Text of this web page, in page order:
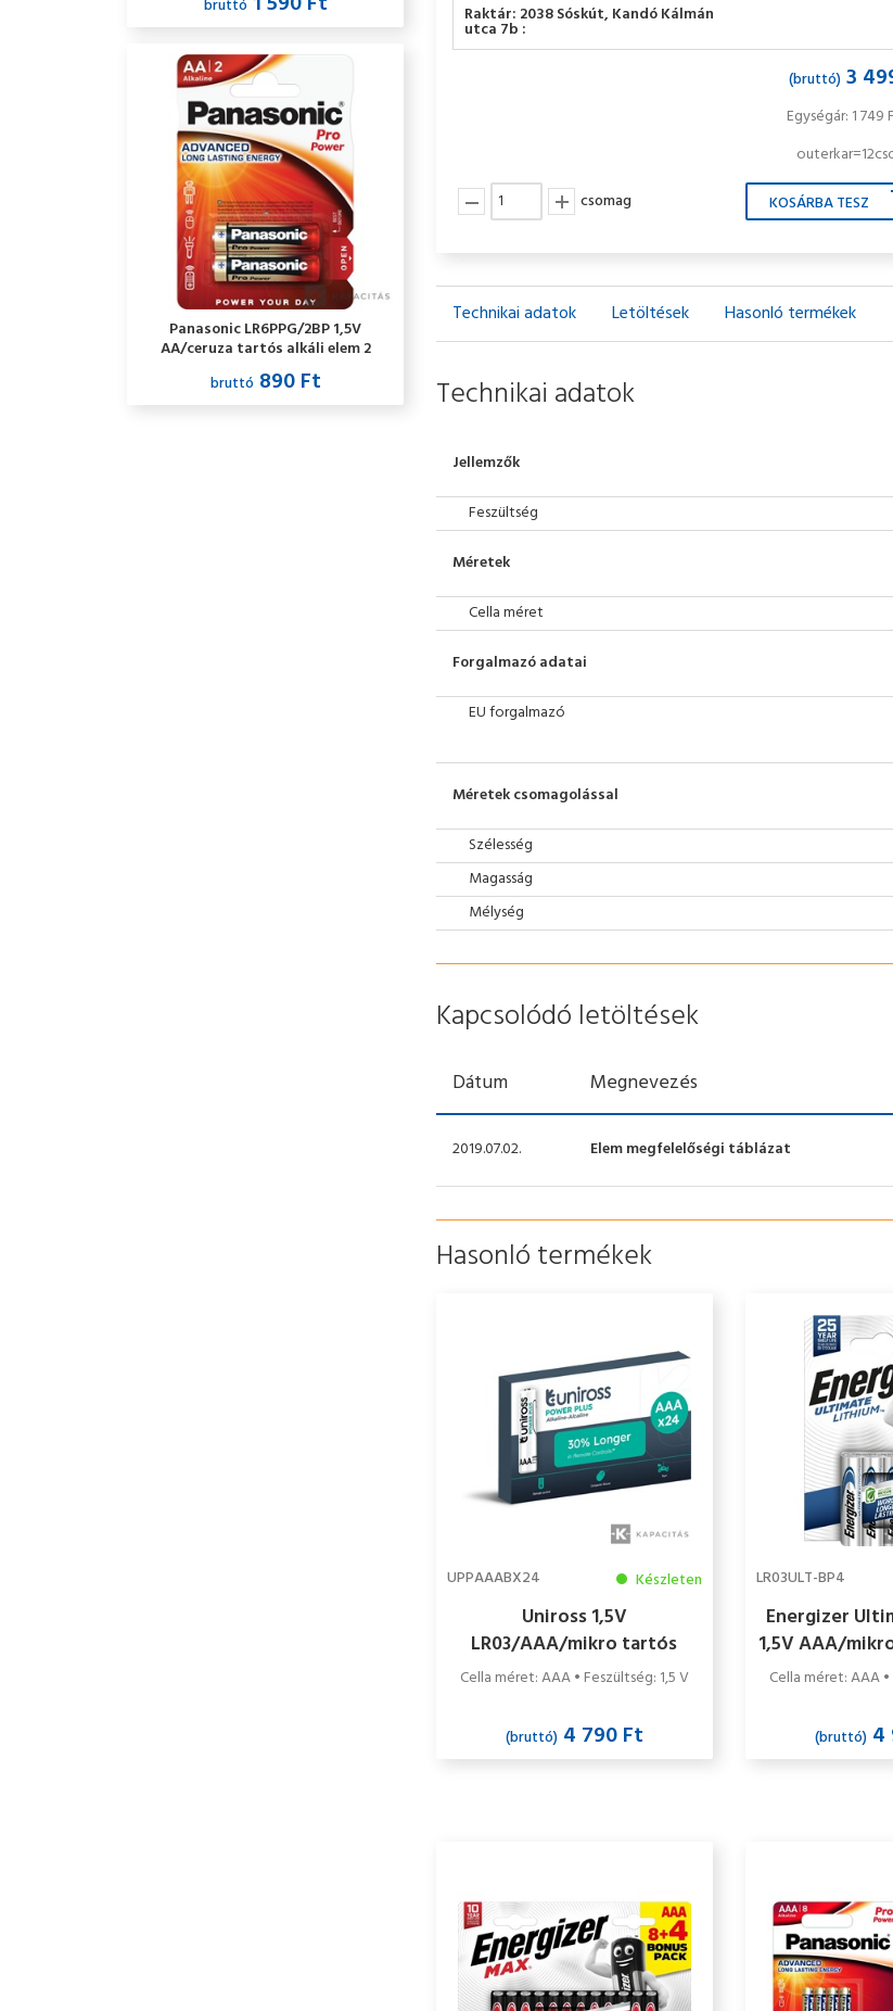
bruttó
Panasonic LR6PPG/2BP 1,5V
AA/ceruza tartós alkáli elem 2
db/csomag
bruttó 890 Ft
Raktár: 2038 Sóskút, Kandó Kálmán
utca 7b :
(bruttó) 3
Egységár: 1
csomag
Technikai adatok Letöltések Hasonló termékek
Technikai adatok
Jellemzők
Feszültség
Méretek
Cella méret
Forgalmazó adatai
EU forgalmazó
Méretek csomagolással
Szélesség
Magasság
Mélység
Kapcsolódó letöltések
Dátum Megnevezés
2019.07.02. Elem megfelelőségi táblázat
Hasonló termékek
UPPAAABX24 Készleten
Uniross 1,5V
LR03/AAA/mikro tartós
alkáli elem POWER PLUS
Cella méret: AAA • Feszültség: 1,5 V
(bruttó)4 790 Ft
LR03ULT-BP4
Energizer
1,5V AAA/
db/
Cella méret: AAA
(bruttó)4